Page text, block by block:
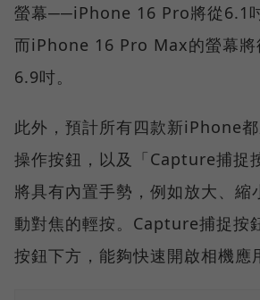
螢幕──iPhone 16 Pro將從6.1
而iPhone 16 Pro Max的螢幕將
6.9吋。
此外，預計所有四款新iPhone
操作按鈕，以及「Capture捕捉
將具有內置手勢，例如放大、縮
動對焦的輕按。Capture捕捉按
按鈕下方，能夠快速開啟相機應